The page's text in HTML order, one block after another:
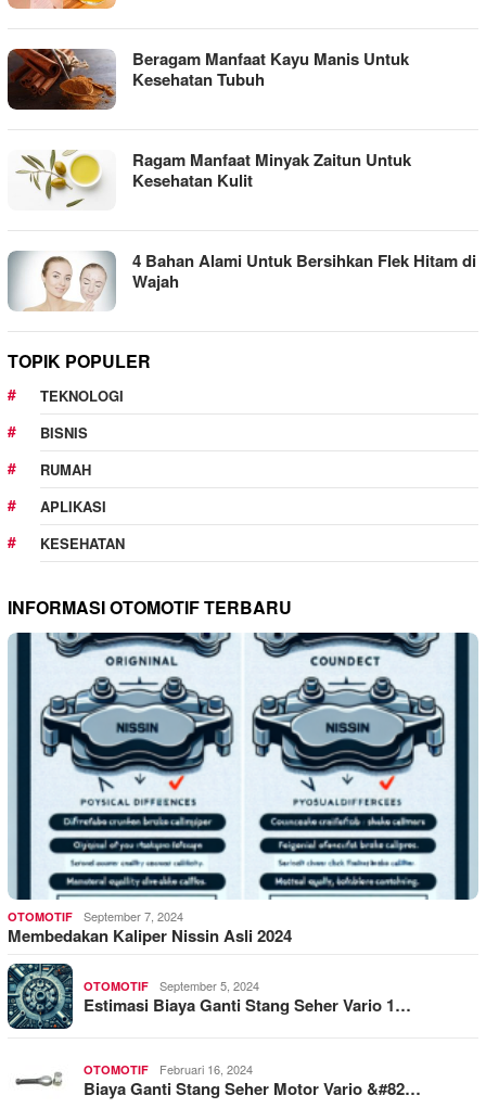
Beragam Manfaat Kayu Manis Untuk
Kesehatan Tubuh
Ragam Manfaat Minyak Zaitun Untuk
Kesehatan Kulit
4 Bahan Alami Untuk Bersihkan Flek Hitam di
Wajah
TOPIK POPULER
TEKNOLOGI
BISNIS
RUMAH
APLIKASI
KESEHATAN
INFORMASI OTOMOTIF TERBARU
OTOMOTIF September 7, 2024
Membedakan Kaliper Nissin Asli 2024
OTOMOTIF September 5, 2024
Estimasi Biaya Ganti Stang Seher Vario 1…
OTOMOTIF Februari 16, 2024
Biaya Ganti Stang Seher Motor Vario &#82…